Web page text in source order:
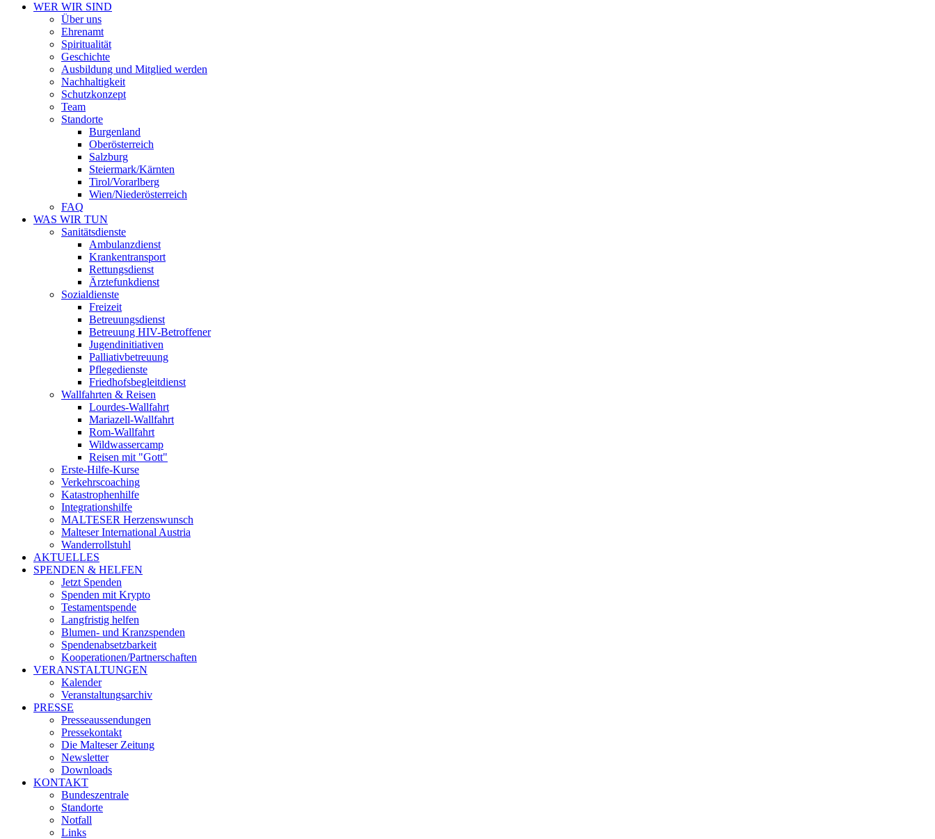
WER WIR SIND
Über uns
Ehrenamt
Spiritualität
Geschichte
Ausbildung und Mitglied werden
Nachhaltigkeit
Schutzkonzept
Team
Standorte
Burgenland
Oberösterreich
Salzburg
Steiermark/Kärnten
Tirol/Vorarlberg
Wien/Niederösterreich
FAQ
WAS WIR TUN
Sanitätsdienste
Ambulanzdienst
Krankentransport
Rettungsdienst
Ärztefunkdienst
Sozialdienste
Freizeit
Betreuungsdienst
Betreuung HIV-Betroffener
Jugendinitiativen
Palliativbetreuung
Pflegedienste
Friedhofsbegleitdienst
Wallfahrten & Reisen
Lourdes-Wallfahrt
Mariazell-Wallfahrt
Rom-Wallfahrt
Wildwassercamp
Reisen mit "Gott"
Erste-Hilfe-Kurse
Verkehrscoaching
Katastrophenhilfe
Integrationshilfe
MALTESER Herzenswunsch
Malteser International Austria
Wanderrollstuhl
AKTUELLES
SPENDEN & HELFEN
Jetzt Spenden
Spenden mit Krypto
Testamentspende
Langfristig helfen
Blumen- und Kranzspenden
Spendenabsetzbarkeit
Kooperationen/Partnerschaften
VERANSTALTUNGEN
Kalender
Veranstaltungsarchiv
PRESSE
Presseaussendungen
Pressekontakt
Die Malteser Zeitung
Newsletter
Downloads
KONTAKT
Bundeszentrale
Standorte
Notfall
Links